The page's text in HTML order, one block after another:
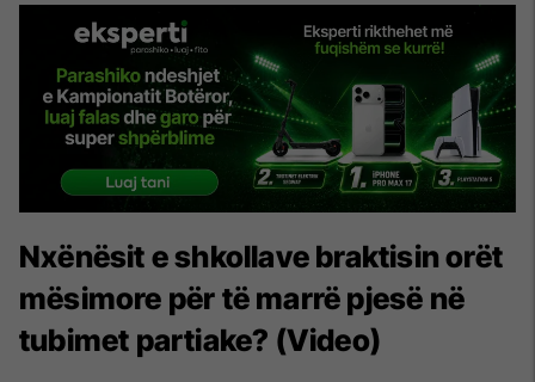
Nxënësit e shkollave braktisin orët
mësimore për të marrë pjesë në
tubimet partiake? (Video)